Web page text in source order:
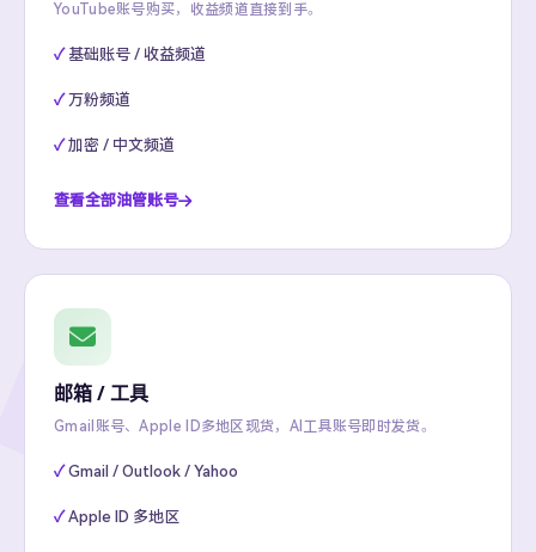
YouTube账号购买，收益频道直接到手。
基础账号 / 收益频道
万粉频道
加密 / 中文频道
查看全部油管账号
邮箱 / 工具
Gmail账号、Apple ID多地区现货，AI工具账号即时发货。
Gmail / Outlook / Yahoo
Apple ID 多地区